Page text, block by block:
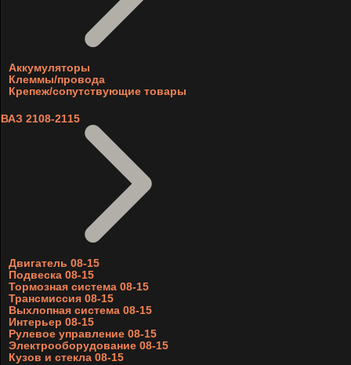
Аккумуляторы
Клеммы/провода
Крепеж/сопутствующие товары
ВАЗ 2108-2115
Двигатель 08-15
Подвеска 08-15
Тормозная система 08-15
Трансмиссия 08-15
Выхлопная система 08-15
Интерьер 08-15
Рулевое управление 08-15
Электрооборудование 08-15
Кузов и стекла 08-15